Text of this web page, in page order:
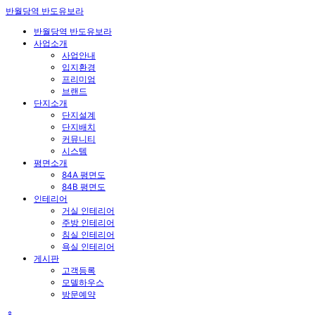
반월당역 반도유보라
반월당역 반도유보라
사업소개
사업안내
입지환경
프리미엄
브랜드
단지소개
단지설계
단지배치
커뮤니티
시스템
평면소개
84A 평면도
84B 평면도
인테리어
거실 인테리어
주방 인테리어
침실 인테리어
욕실 인테리어
게시판
고객등록
모델하우스
방문예약